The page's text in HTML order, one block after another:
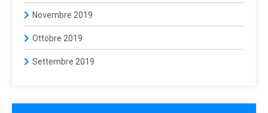
Novembre 2019
Ottobre 2019
Settembre 2019